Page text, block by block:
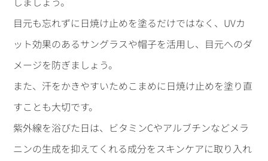
目元も忘れずに日焼け止めを塗るだけではなく、UVカ
ット効果のあるサングラスや帽子を活用し、目元へのダ
メージを防ぎましょう。
また、汗をかきやすいためこまめに日焼け止めを塗り直
すことも大切です。
紫外線を浴びた日は、ビタミンCやアルブチンなどメラ
ニンの生成を抑えてくれる成分をスキンケアに取り入れ